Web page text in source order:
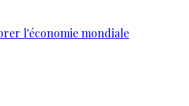
l'économie mondiale